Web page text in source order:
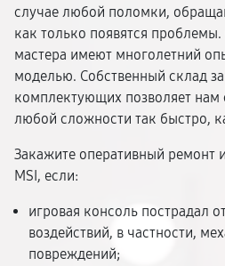
случае любой поломки,
как только появятся
мастера имеют многолетний
моделью. Собственный склад
комплектующих позволяет нам
любой сложности так быстро,
Закажите оперативный ремонт
MSI, если:
игровая консоль пострадал
воздействий, в частности,
повреждений;